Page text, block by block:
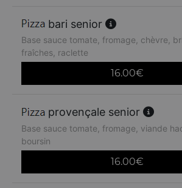
bari senior
Base sauce tomate, fromage, chèvre,
fraîches, raclette
16.00€
provençale senior
Base sauce tomate, fromage, viande
boursin
16.00€